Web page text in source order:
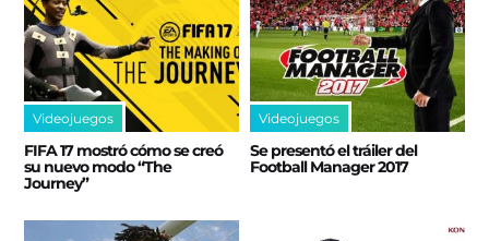
Videojuegos
FIFA 17 mostró cómo se creó
su nuevo modo “The
Journey”
Videojuegos
Se presentó el tráiler del
Football Manager 2017